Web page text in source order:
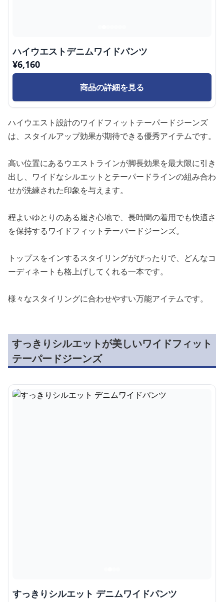
ハイウエストデニムワイドパンツ
¥6,160
商品の詳細を見る
ハイウエスト設計のワイドフィットテーパードジーンズ
は、スタイルアップ効果が期待できる優秀アイテムです。
高い位置にあるウエストラインが脚長効果を最大限に引き
出し、ワイドなシルエットとテーパードラインの組み合わ
せが洗練された印象を与えます。
程よいゆとりのある履き心地で、長時間の着用でも快適さ
を保持するワイドフィットテーパードジーンズ。
トップスをインするスタイリングがぴったりで、どんなコ
ーディネートも格上げしてくれる一本です。
様々なスタイリングに合わせやすい万能アイテムです。
すっきりシルエットが美しいワイドフィット
テーパードジーンズ
すっきりシルエット デニムワイドパンツ